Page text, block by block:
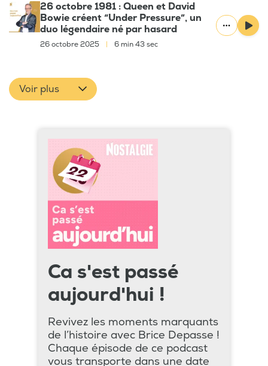
26 octobre 1981 : Queen et David
Bowie créent “Under Pressure”, un
duo légendaire né par hasard
26 octobre 2025 6 min 43 sec
Voir plus
Ca s'est passé
aujourd'hui !
Revivez les moments marquants
de l’histoire avec Brice Depasse !
Chaque épisode de ce podcast
vous transporte dans une date